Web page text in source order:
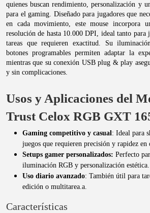
quienes buscan rendimiento, personalización y
para el gaming. Diseñado para jugadores que
en cada movimiento, este mouse incorpora
resolución de hasta 10.000 DPI, ideal tanto para
tareas que requieren exactitud. Su
botones programables permiten adaptar la
mientras que su conexión USB plug & play
y sin complicaciones.
Usos y Aplicaciones del
Trust Celox RGB GXT
Gaming competitivo y casual: Ideal para
juegos que requieren precisión y rapidez en
Setups gamer personalizados: Perfecto
iluminación RGB y personalización estética.
Uso diario avanzado: También útil para
edición o multitarea.a.
Características